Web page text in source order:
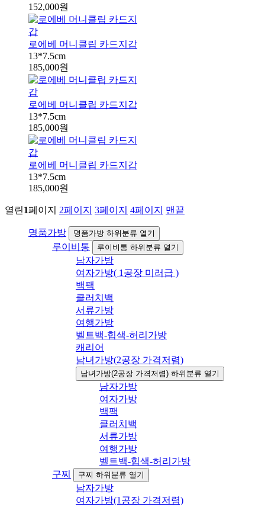
152,000원
로에베 머니클립 카드지갑
13*7.5cm
185,000원
로에베 머니클립 카드지갑
13*7.5cm
185,000원
로에베 머니클립 카드지갑
13*7.5cm
185,000원
열린1페이지 2페이지 3페이지 4페이지 맨끝
명품가방 명품가방 하위분류 열기
루이비통 루이비통 하위분류 열기
남자가방
여자가방( 1공장 미러급 )
백팩
클러치백
서류가방
여행가방
벨트백-힙색-허리가방
캐리어
남녀가방(2공장 가격저렴)
남녀가방(2공장 가격저렴) 하위분류 열기
남자가방
여자가방
백팩
클러치백
서류가방
여행가방
벨트백-힙색-허리가방
구찌
구찌 하위분류 열기
남자가방
여자가방(1공장 가격저렴)